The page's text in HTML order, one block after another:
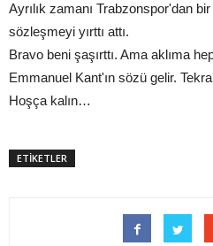
Ayrılık zamanı Trabzonspor'dan
sözleşmeyi yırttı attı.
Bravo beni şaşırttı. Ama aklıma
Emmanuel Kant'ın sözü gelir.
Hoşça kalın…
ETİKETLER